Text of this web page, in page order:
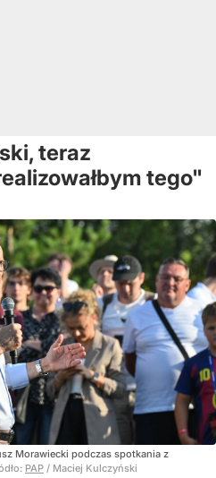
teraz
tego"
Morawiecki podczas spotkania z
PAP / Maciej Kulczyński